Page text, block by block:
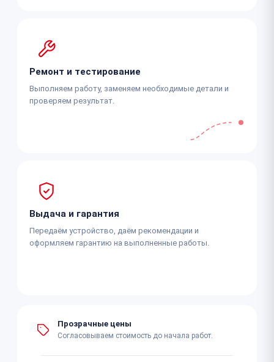
Ремонт и тестирование
Выполняем работу, заменяем необходимые детали и
проверяем результат.
Выдача и гарантия
Передаём устройство, даём рекомендации и
оформляем гарантию на выполненные работы.
Прозрачные цены
Согласовываем стоимость до начала работ.